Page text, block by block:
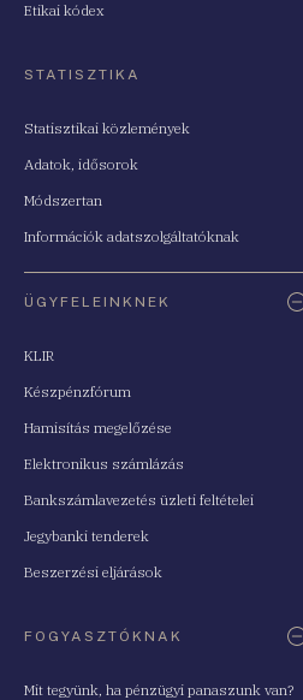
Etikai kódex
STATISZTIKA
Statisztikai közlemények
Adatok, idősorok
Módszertan
Információk adatszolgáltatóknak
ÜGYFELEINKNEK
KLIR
Készpénzfórum
Hamisítás megelőzése
Elektronikus számlázás
Bankszámlavezetés üzleti feltételei
Jegybanki tenderek
Beszerzési eljárások
FOGYASZTÓKNAK
Mit tegyünk, ha pénzügyi panaszunk van?